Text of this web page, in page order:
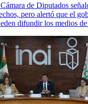
de Diputados
pero alertó que el
difundir los medios